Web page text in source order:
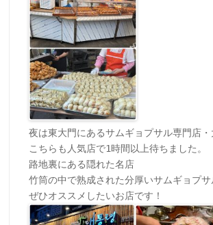
夜は東大門にあるサムギョプサル専門店
こちらも人気店で1時間以上待ちました。
路地裏にある隠れた名店
竹筒の中で熟成された分厚いサムギョプサ